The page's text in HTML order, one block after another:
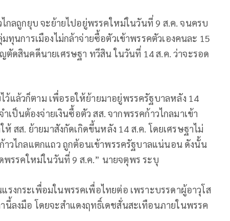
กลถูกยุบ จะย้ายไปอยู่พรรคใหม่ในวันที่ 9 ส.ค. จนครบ
ทุนการเมืองไม่กล้าจ่ายซื้อตัวเข้าพรรคตัวเองคนละ 15
ตัดสินคดีนายเศรษฐา ทวีสิน ในวันที่ 14 ส.ค. ว่าจะรอด
แล้วก็ตาม เพื่อรอให้ย้ายมาอยู่พรรครัฐบาลหลัง 14
เป็นต้องจ่ายเงินซื้อตัว สส. จากพรรคก้าวไกลมาเข้า
สส. ย้ายมาสังกัดเกิดขึ้นหลัง 14 ส.ค. โดยเศรษฐาไม่
าวไกลแตกแถว ถูกต้อนเข้าพรรครัฐบาลแน่นอน ดังนั้น
พรรคใหม่ในวันที่ 9 ส.ค.” นายจตุพร ระบุ
งกระเพื่อมในพรรคเพื่อไทยต่อ เพราะบรรดาผู้อาวุโส
นี้ลงมือ โดยจะสำแดงฤทธิ์เดชสั่นสะเทือนภายในพรรค